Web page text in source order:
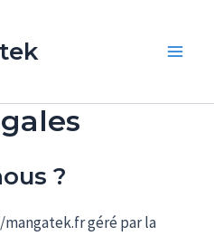
?
géré par la